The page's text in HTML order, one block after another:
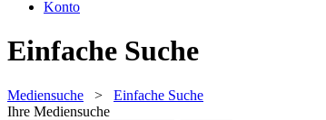
Konto
Einfache Suche
Mediensuche > Einfache Suche
Ihre Mediensuche